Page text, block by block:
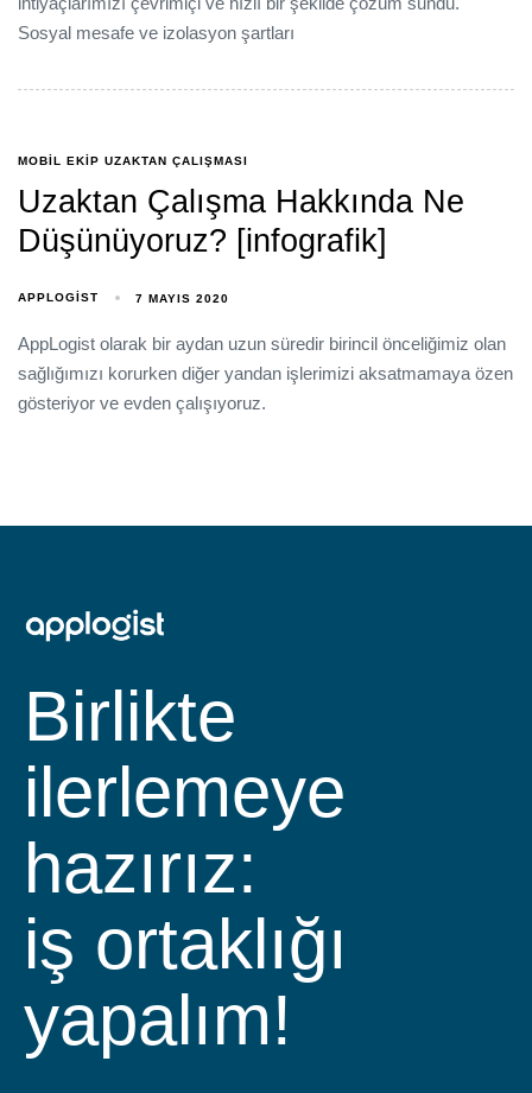
Sosyal mesafe ve izolasyon şartları
MOBIL EKIP UZAKTAN ÇALIŞMASI
Uzaktan Çalışma Hakkında Ne
Düşünüyoruz? [infografik]
APPLOGIST 7 MAYIS 2020
AppLogist olarak bir aydan uzun süredir birincil önceliğimiz olan
sağlığımızı korurken diğer yandan işlerimizi aksatmamaya özen
gösteriyor ve evden çalışıyoruz.
Birlikte
ilerlemeye
hazırız:
iş ortaklığı
yapalım!